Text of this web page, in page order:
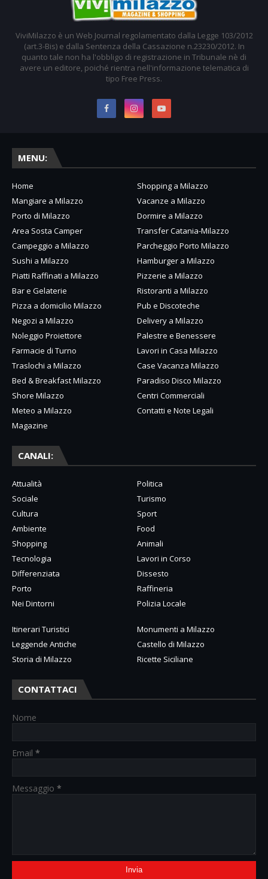
ViviMilazzo è un Web Journal regolamentato dalla Legge 103/2012
(art.3-Bis) e dalla Sentenza della Cassazione n.23230/2012. In
quanto tale non ha l'obbligo di registrazione in Tribunale nè di
avere un editore, poiché rientra nell'informazione telematica di
tipo Free Press.
MENU:
Home
Shopping a Milazzo
Mangiare a Milazzo
Vacanze a Milazzo
Porto di Milazzo
Dormire a Milazzo
Area Sosta Camper
Transfer Catania-Milazzo
Campeggio a Milazzo
Parcheggio Porto Milazzo
Sushi a Milazzo
Hamburger a Milazzo
Piatti Raffinati a Milazzo
Pizzerie a Milazzo
Bar e Gelaterie
Ristoranti a Milazzo
Pizza a domicilio Milazzo
Pub e Discoteche
Negozi a Milazzo
Delivery a Milazzo
Noleggio Proiettore
Palestre e Benessere
Farmacie di Turno
Lavori in Casa Milazzo
Traslochi a Milazzo
Case Vacanza Milazzo
Bed & Breakfast Milazzo
Paradiso Disco Milazzo
Shore Milazzo
Centri Commerciali
Meteo a Milazzo
Contatti e Note Legali
Magazine
CANALI:
Attualità
Politica
Sociale
Turismo
Cultura
Sport
Ambiente
Food
Shopping
Animali
Tecnologia
Lavori in Corso
Differenziata
Dissesto
Porto
Raffineria
Nei Dintorni
Polizia Locale
Itinerari Turistici
Monumenti a Milazzo
Leggende Antiche
Castello di Milazzo
Storia di Milazzo
Ricette Siciliane
CONTATTACI
Nome
Email *
Messaggio *